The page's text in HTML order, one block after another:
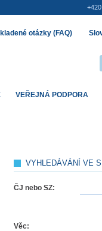
VYHLEDÁVÁNÍ VE
ČJ nebo SZ:
Věc:
VEŘEJNÁ PODPORA
otázky (FAQ)
+420